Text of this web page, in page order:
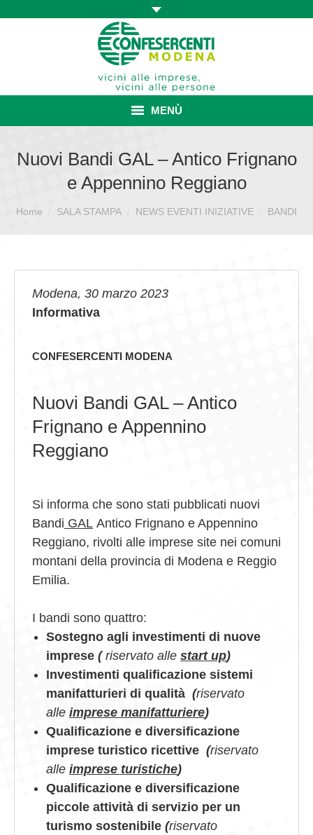
MENÙ
ASSOCIAZIONE
ISCRIZIONE E VANTAGGI
SERVIZI
CONTATTI
Nuovi Bandi GAL – Antico Frignano
e Appennino Reggiano
Sei qui:
Home SALA STAMPA NEWS EVENTI INIZIATIVE BANDI
Modena, 30 marzo 2023
Informativa
CONFESERCENTI MODENA
Nuovi Bandi GAL – Antico
Frignano e Appennino
Reggiano
Si informa che sono stati pubblicati nuovi
Bandi GAL Antico Frignano e Appennino
Reggiano, rivolti alle imprese site nei comuni
montani della provincia di Modena e Reggio
Emilia.
I bandi sono quattro:
Sostegno agli investimenti di nuove
imprese (riservato alle start up)
Investimenti qualificazione sistemi
manifatturieri di qualità (riservato
alle imprese manifatturiere)
Qualificazione e diversificazione
imprese turistico ricettive (riservato
alle imprese turistiche)
Qualificazione e diversificazione
piccole attività di servizio per un
turismo sostenibile (riservato